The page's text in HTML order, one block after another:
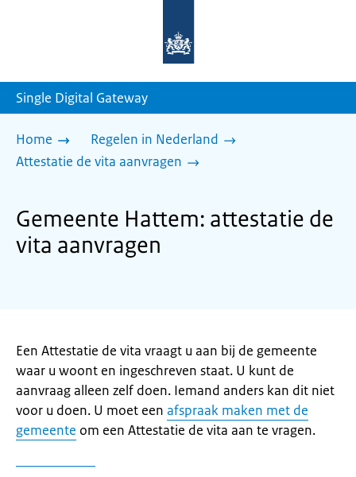
homepage
Single Digital Gateway
Home
Regelen in Nederland
Attestatie de vita aanvragen
Gemeente Hattem: attestatie de
vita aanvragen
Een Attestatie de vita vraagt u aan bij de gemeente
waar u woont en ingeschreven staat. U kunt de
aanvraag alleen zelf doen. Iemand anders kan dit niet
voor u doen. U moet een afspraak maken met de
gemeente om een Attestatie de vita aan te vragen.